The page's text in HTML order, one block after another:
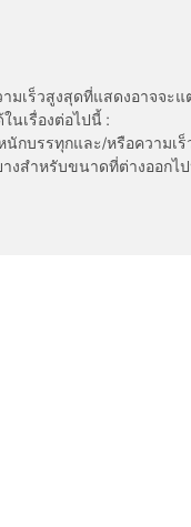
มเร็วสูงสุดที่แสดงอาจจ
นเรื่องต่อไปนี้ :
กบรรทุกและ/หรือความเ
งสำหรับขนาดที่ต่างออกไ